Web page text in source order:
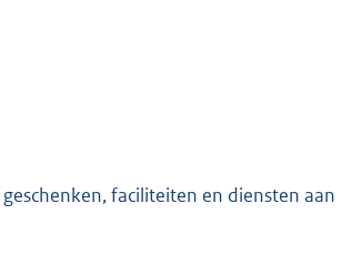
faciliteiten en diensten aan